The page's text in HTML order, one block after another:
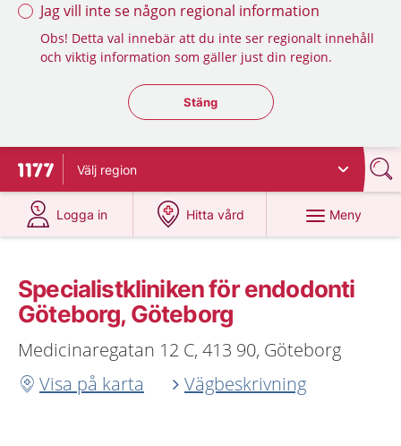
Jag vill inte se någon regional information
Obs! Detta val innebär att du inte ser regionalt innehåll
och viktig information som gäller just din region.
Stäng regionsväljaren
Stäng
Till startsidan för 1177
Välj region
Logga in
på 1177.se
Hitta vård
på 1177.se
Meny
Specialistkliniken för endodonti
Göteborg, Göteborg
Medicinaregatan 12 C, 413 90, Göteborg
Visa på karta
Vägbeskrivning